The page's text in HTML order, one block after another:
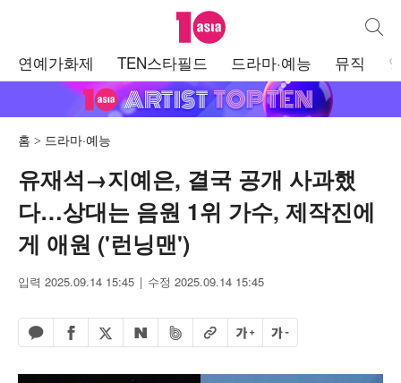
텐아시아 통합
연예가화제 TEN스타필드 드라마·예능 뮤직
홈 드라마·예능
유재석→지예은, 결국 공개 사과했
다…상대는 음원 1위 가수, 제작진에
게 애원 ('런닝맨')
입력 2025.09.14 15:45 수정 2025.09.14 15:45
카카오톡 공유하기
페이스북 공유하기
엑스 공유하기
네이버 공유하기
밴드 공유하기
URL복사글자 크게글자 작게